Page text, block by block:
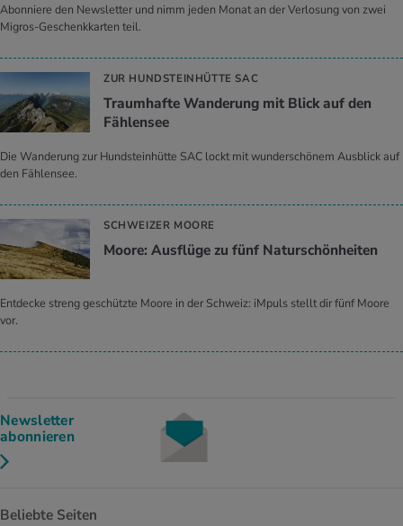
Abonniere den Newsletter und nimm jeden Monat an der Verlosung von zwei
Migros-Geschenkkarten teil.
ZUR HUNDSTEINHÜTTE SAC
Traumhafte Wanderung mit Blick auf den
Fählensee
Die Wanderung zur Hundsteinhütte SAC lockt mit wunderschönem Ausblick auf
den Fählensee.
SCHWEIZER MOORE
Moore: Ausflüge zu fünf Naturschönheiten
Entdecke streng geschützte Moore in der Schweiz: iMpuls stellt dir fünf Moore
vor.
Newsletter
abonnieren
Beliebte Seiten